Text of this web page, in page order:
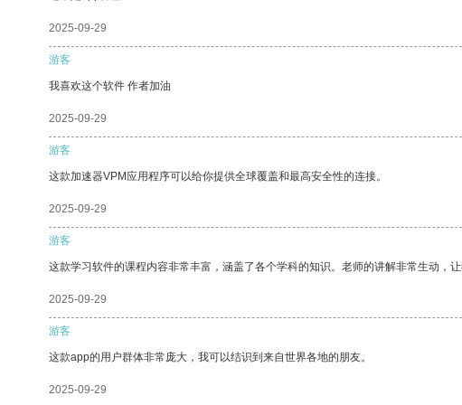
2025-09-29
游客
我喜欢这个软件 作者加油
2025-09-29
游客
这款加速器VPM应用程序可以给你提供全球覆盖和最高安全性的连接。
2025-09-29
游客
这款学习软件的课程内容非常丰富，涵盖了各个学科的知识。老师的讲解非常生动，让
2025-09-29
游客
这款app的用户群体非常庞大，我可以结识到来自世界各地的朋友。
2025-09-29